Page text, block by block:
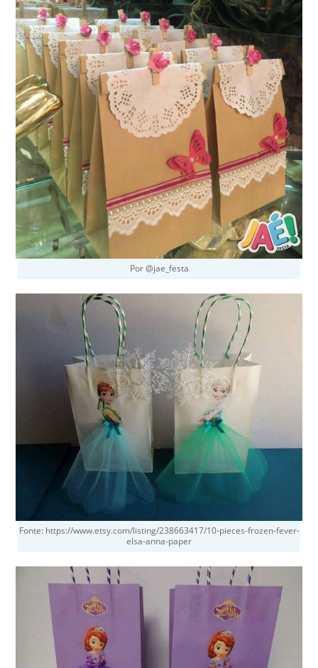
Por @jae_festa
Fonte: https://www.etsy.com/listing/238663417/10-pieces-frozen-fever-
elsa-anna-paper